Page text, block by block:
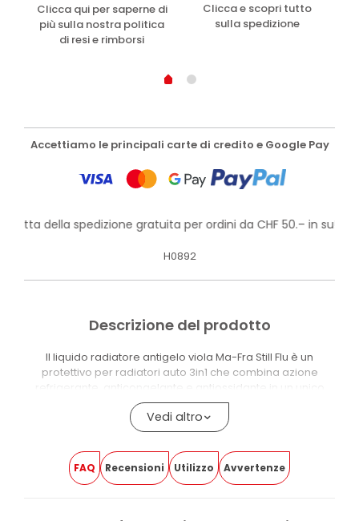
Clicca qui per saperne di
più sulla nostra politica
di resi e rimborsi
Clicca e scopri tutto
sulla spedizione
Accettiamo le principali carte di credito e Google Pay
della spedizione gratuita per ordini da CHF 50.– in su!
H0892
Descrizione del prodotto
Il liquido radiatore antigelo viola Ma-Fra Still Flu è un
protettivo per radiatori auto 3in1 che combina azione
refrigerante, anticongelante e antiossidante in un unico
prodotto.
Protegge il circuito di raffreddamento del veicolo in ogni
refrigerante fino a +110°C, riducendo il rischio di
surriscaldamenti e danni al motore.
Vedi altro
FAQ Recensioni Utilizzo Avvertenze